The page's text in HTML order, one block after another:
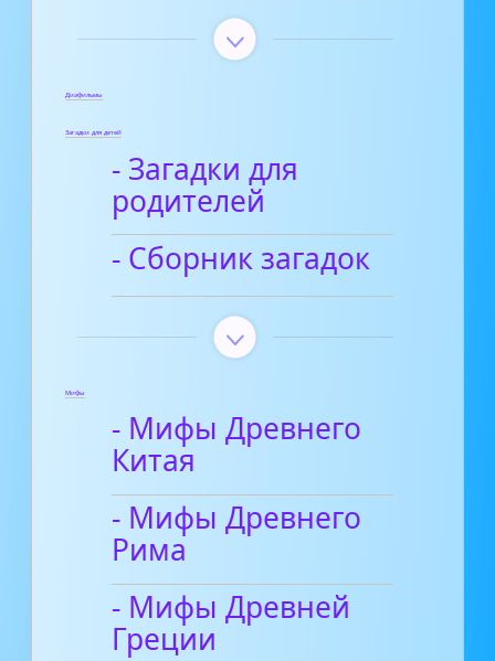
Диафильмы
Загадки для детей
- Загадки для
родителей
- Сборник загадок
Мифы
- Мифы Древнего
Китая
- Мифы Древнего
Рима
- Мифы Древней
Греции